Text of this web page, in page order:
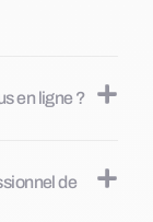
en ligne ?
de